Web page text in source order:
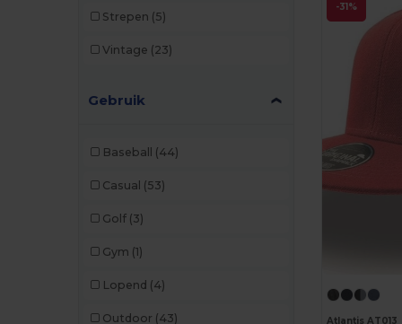
Velilla (1)
Strepen (5)
Vintage (23)
Gebruik
Baseball (44)
Casual (53)
Golf (3)
Gym (1)
Lopend (4)
Outdoor (43)
-31%
Atlantis AT013